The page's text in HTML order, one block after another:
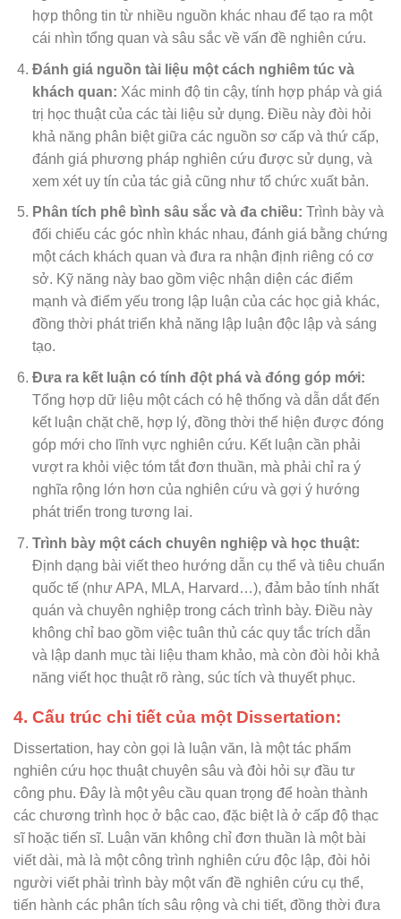
hợp thông tin từ nhiều nguồn khác nhau để tạo ra một
cái nhìn tổng quan và sâu sắc về vấn đề nghiên cứu.
Đánh giá nguồn tài liệu một cách nghiêm túc và
khách quan: Xác minh độ tin cậy, tính hợp pháp và giá
trị học thuật của các tài liệu sử dụng. Điều này đòi hỏi
khả năng phân biệt giữa các nguồn sơ cấp và thứ cấp,
đánh giá phương pháp nghiên cứu được sử dụng, và
xem xét uy tín của tác giả cũng như tổ chức xuất bản.
Phân tích phê bình sâu sắc và đa chiều: Trình bày và
đối chiếu các góc nhìn khác nhau, đánh giá bằng chứng
một cách khách quan và đưa ra nhận định riêng có cơ
sở. Kỹ năng này bao gồm việc nhận diện các điểm
mạnh và điểm yếu trong lập luận của các học giả khác,
đồng thời phát triển khả năng lập luận độc lập và sáng
tạo.
Đưa ra kết luận có tính đột phá và đóng góp mới:
Tổng hợp dữ liệu một cách có hệ thống và dẫn dắt đến
kết luận chặt chẽ, hợp lý, đồng thời thể hiện được đóng
góp mới cho lĩnh vực nghiên cứu. Kết luận cần phải
vượt ra khỏi việc tóm tắt đơn thuần, mà phải chỉ ra ý
nghĩa rộng lớn hơn của nghiên cứu và gợi ý hướng
phát triển trong tương lai.
Trình bày một cách chuyên nghiệp và học thuật:
Định dạng bài viết theo hướng dẫn cụ thể và tiêu chuẩn
quốc tế (như APA, MLA, Harvard…), đảm bảo tính nhất
quán và chuyên nghiệp trong cách trình bày. Điều này
không chỉ bao gồm việc tuân thủ các quy tắc trích dẫn
và lập danh mục tài liệu tham khảo, mà còn đòi hỏi khả
năng viết học thuật rõ ràng, súc tích và thuyết phục.
4. Cấu trúc chi tiết của một Dissertation:
Dissertation, hay còn gọi là luận văn, là một tác phẩm
nghiên cứu học thuật chuyên sâu và đòi hỏi sự đầu tư
công phu. Đây là một yêu cầu quan trọng để hoàn thành
các chương trình học ở bậc cao, đặc biệt là ở cấp độ thạc
sĩ hoặc tiến sĩ. Luận văn không chỉ đơn thuần là một bài
viết dài, mà là một công trình nghiên cứu độc lập, đòi hỏi
người viết phải trình bày một vấn đề nghiên cứu cụ thể,
tiến hành các phân tích sâu rộng và chi tiết, đồng thời đưa